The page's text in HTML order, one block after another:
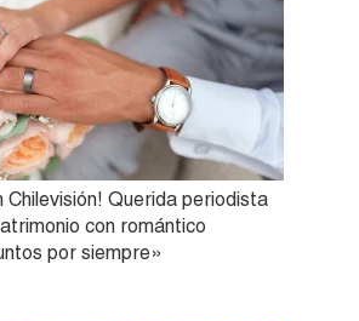
Chilevisión! Querida periodista
con romántico
por siempre»